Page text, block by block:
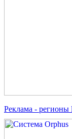
Реклама - регионы